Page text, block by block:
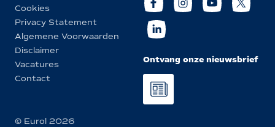
Cookies
Privacy Statement
Algemene Voorwaarden
Disclaimer
Vacatures
Contact
Ontvang onze nieuwsbrief
© Eurol 2026